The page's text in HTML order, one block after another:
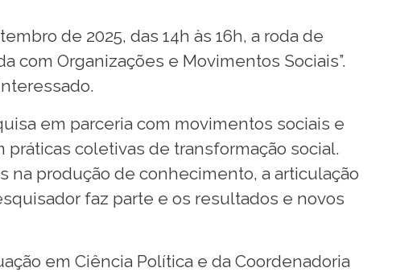
de 2025, das 14h às 16h, a roda de
com Organizações e Movimentos Sociais”.
em parceria com movimentos sociais e
coletivas de transformação social.
na produção de conhecimento, a articulação
faz parte e os resultados e novos
em Ciência Política e da Coordenadoria